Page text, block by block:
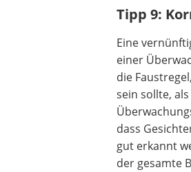
Tipp 9:
Eine
einer
die
sein sollte,
dass
gut erkannt
der gesamte